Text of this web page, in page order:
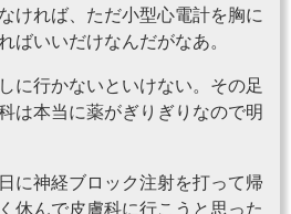
ければ、ただ小型心電計を胸に
ばいいだけなんだがなあ。
に行かないといけない。その足
は本当に薬がぎりぎりなので明
に神経ブロック注射を打って帰
休んで皮膚科に行こうと思った